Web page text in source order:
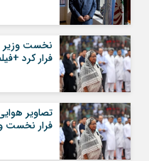
مرا به خاطر بسپار
نخست وزیر
فرار کرد
تصاویر
فرار نخست‌